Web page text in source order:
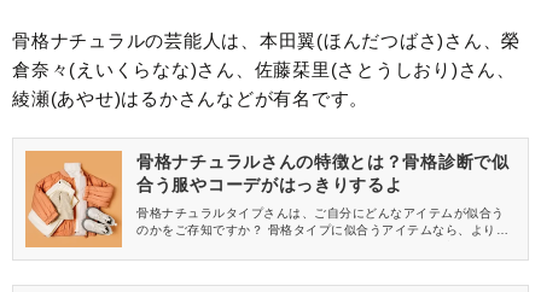
骨格ナチュラルの芸能人は、本田翼(ほんだつばさ)さん、榮
倉奈々(えいくらなな)さん、佐藤栞里(さとうしおり)さん、
綾瀬(あやせ)はるかさんなどが有名です。
骨格ナチュラルさんの特徴とは？骨格診断で似
合う服やコーデがはっきりするよ
骨格ナチュラルタイプさんは、ご自分にどんなアイテムが似合う
のかをご存知ですか？ 骨格タイプに似合うアイテムなら、よりお
ルさんの特徴や、似合う洋服・ヘアスタイル・アクセサリーなど